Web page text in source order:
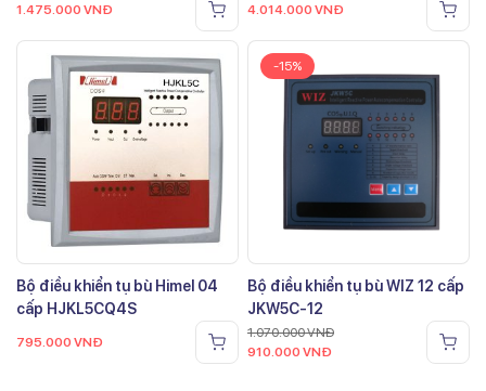
1.475.000 VNĐ 4.014.000 VNĐ
Bộ điều khiển tụ bù Himel 04
cấp HJKL5CQ4S
795.000 VNĐ
-15%
Bộ điều khiển tụ bù WIZ 12 cấp
JKW5C-12
1.070.000VNĐ
910.000 VNĐ